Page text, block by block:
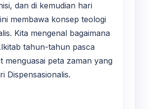
dan di kemudian hari
membawa konsep teologi
Kita mengenal bagaimana
tahun-tahun pasca
menguasai peta zaman yang
Dispensasionalis.